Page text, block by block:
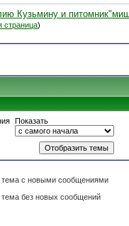
Кузьмину и
страница)
Показать
тема с новыми сообщениями
без новых сообщений